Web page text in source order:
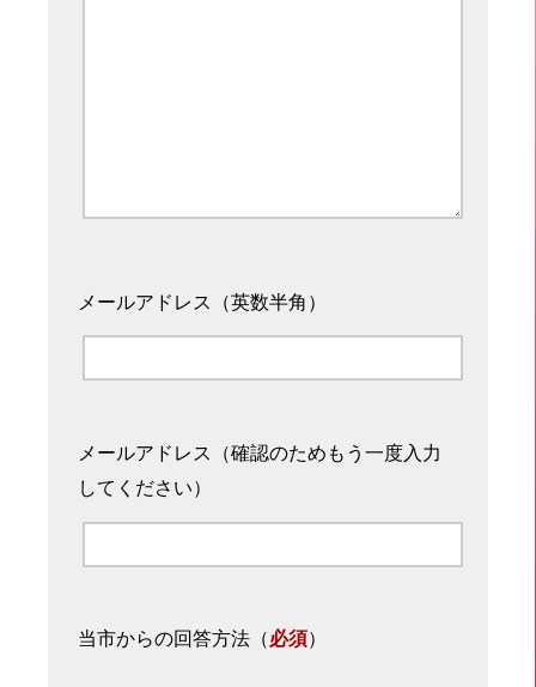
メールアドレス（英数半角）
メールアドレス（確認のためもう一度入力
してください）
当市からの回答方法 （必須）